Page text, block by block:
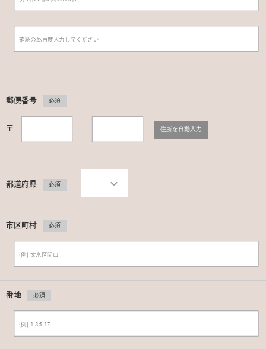
郵便番号 必須
〒 ー 住所を自動入力
都道府県 必須
市区町村 必須
番地 必須